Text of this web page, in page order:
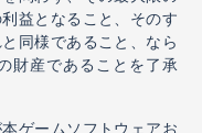
益となること、そのす
同様であること、なら
財産であることを了承
ゲームソフトウェアお